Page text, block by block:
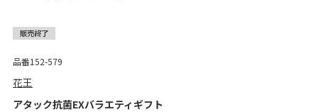
品番152-579
花王
アタック抗菌EXバラエティギフト